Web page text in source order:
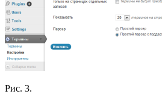
Рис. 3.